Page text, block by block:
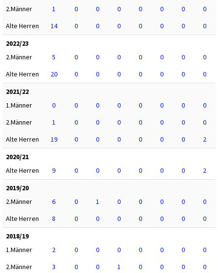
2.Männer
1 0 0 0 0 0 0
0
Alte Herren
14 0 0 0 0 0 0
0
2022/23
2.Männer
5 0 0 0 0 0 0
0
Alte Herren
20 0 0 0 0 0 0
0
2021/22
1.Männer
0 0 0 0 0 0 0
0
2.Männer
1 0 0 0 0 0 0
0
Alte Herren
19 0 0 0 0 0 0
2
2020/21
Alte Herren
9 0 0 0 0 0 0
2
2019/20
2.Männer
6 0 1 0 0 0 0
0
Alte Herren
8 0 0 0 0 0 0
0
2018/19
1.Männer
2 0 0 0 0 0 0
0
2.Männer
3 0 0 1 0 0 0
0